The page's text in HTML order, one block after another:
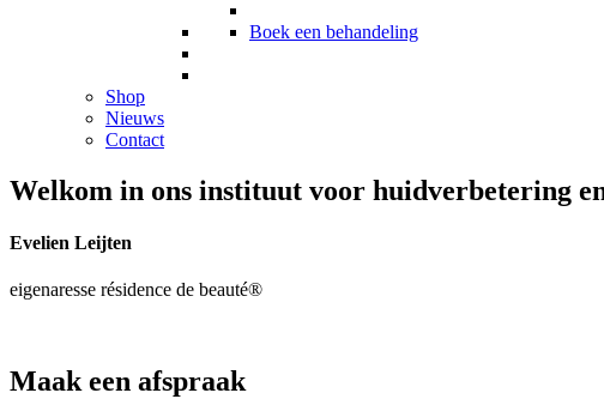
Boek een behandeling
Shop
Nieuws
Contact
Welkom in ons instituut voor huidverbetering
Evelien Leijten
eigenaresse résidence de beauté®
Maak een afspraak